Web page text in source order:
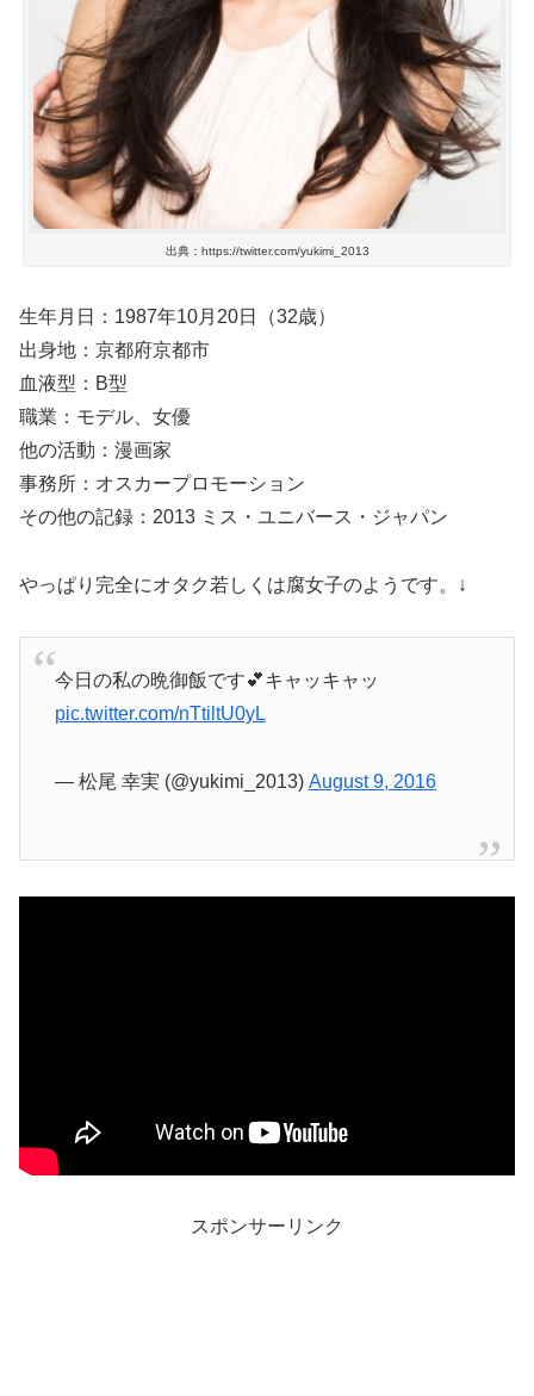
出典：https://twitter.com/yukimi_2013
生年月日：1987年10月20日（32歳）
出身地：京都府京都市
血液型：B型
職業：モデル、女優
他の活動：漫画家
事務所：オスカープロモーション
その他の記録：2013 ミス・ユニバース・ジャパン
やっぱり完全にオタク若しくは腐女子のようです。↓
今日の私の晩御飯です💕キャッキャッ
pic.twitter.com/nTtiltU0yL
— 松尾 幸実 (@yukimi_2013) August 9, 2016
スポンサーリンク